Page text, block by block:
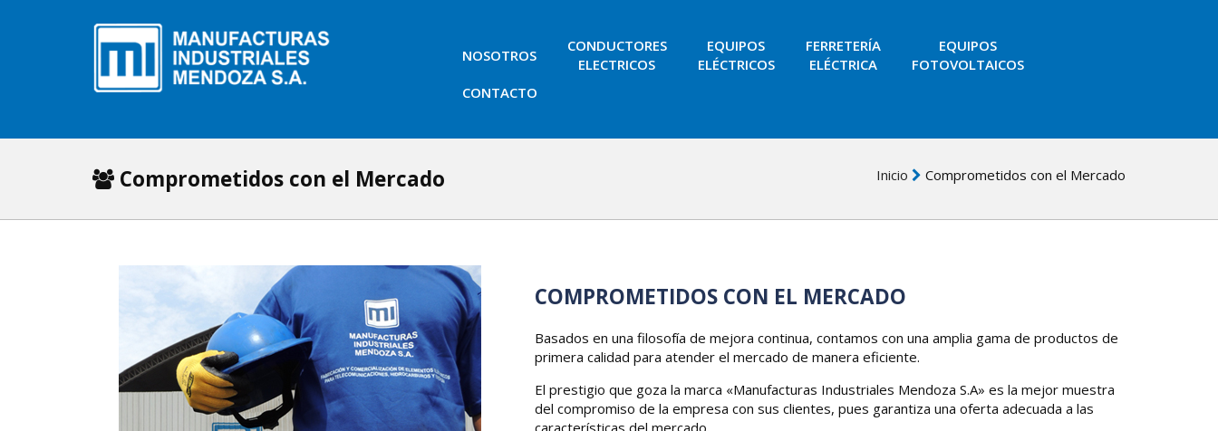
NOSOTROS
CONDUCTORES
ELECTRICOS
EQUIPOS
ELÉCTRICOS
FERRETERÍA
ELÉCTRICA
EQUIPOS
FOTOVOLTAICOS
CONTACTO
Comprometidos con el Mercado Inicio Comprometidos con el Mercado
COMPROMETIDOS CON EL MERCADO
Basados en una filosofía de mejora continua, contamos con una amplia gama de productos de
primera calidad para atender el mercado de manera eficiente.
El prestigio que goza la marca «Manufacturas Industriales Mendoza S.A» es la mejor muestra
del compromiso de la empresa con sus clientes, pues garantiza una oferta adecuada a las
características del mercado.